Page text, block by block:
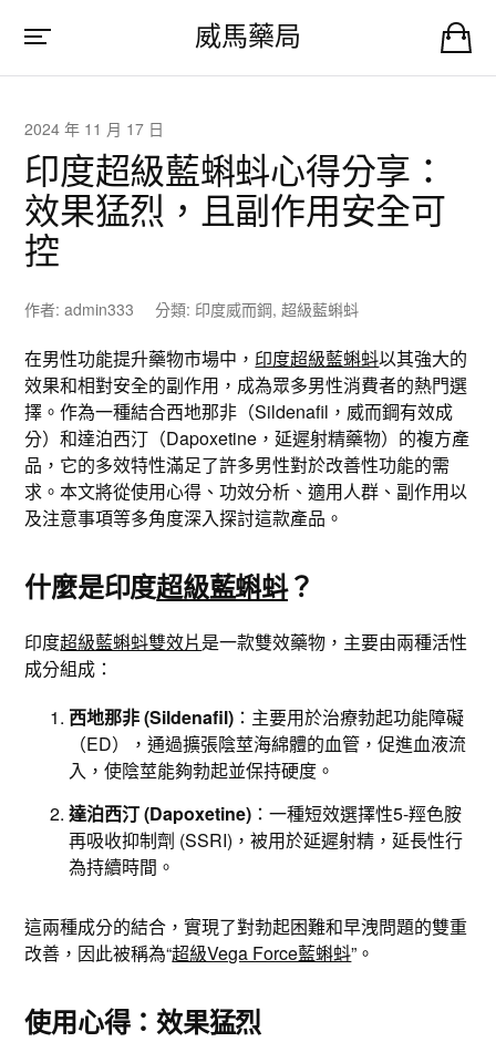
威馬藥局
2024 年 11 月 17 日
印度超級藍蝌蚪心得分享：
效果猛烈，且副作用安全可
控
作者:admin333 分類: 印度威而鋼,超級藍蝌蚪
在男性功能提升藥物市場中， 印度超級藍蝌蚪以其強大的
效果和相對安全的副作用，成為眾多男性消費者的熱門選
擇。作為一種結合西地那非（Sildenafil，威而鋼有效成
分）和達泊西汀（Dapoxetine，延遲射精藥物）的複方產
品，它的多效特性滿足了許多男性對於改善性功能的需
求。本文將從使用心得、功效分析、適用人群、副作用以
及注意事項等多角度深入探討這款產品。
什麼是印度超級藍蝌蚪？
印度超級藍蝌蚪雙效片是一款雙效藥物，主要由兩種活性
成分組成：
西地那非 (Sildenafil) ：主要用於治療勃起功能障礙
（ED），通過擴張陰莖海綿體的血管，促進血液流
入，使陰莖能夠勃起並保持硬度。
達泊西汀 (Dapoxetine) ：一種短效選擇性5-羥色胺
再吸收抑制劑 (SSRI)，被用於延遲射精，延長性行
為持續時間。
這兩種成分的結合，實現了對勃起困難和早洩問題的雙重
改善，因此被稱為“超級Vega Force藍蝌蚪”。
使用心得：效果猛烈